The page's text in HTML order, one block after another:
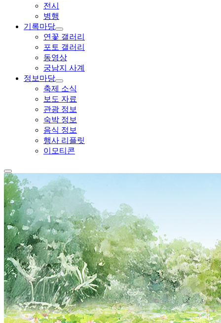
전시
병행
기록마당
연꽃 갤러리
포토 갤러리
동영상
궁남지 사계
정보마당
축제 소식
보도 자료
관광 정보
숙박 정보
음식 정보
행사 리플릿
이모티콘